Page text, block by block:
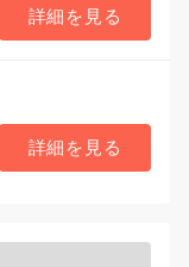
詳細を見る
詳細を見る